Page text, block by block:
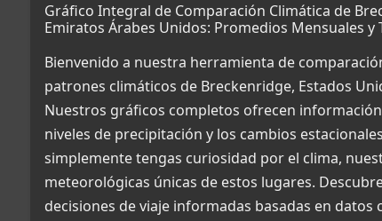
Gráfico Integral de Comparación Climática de
Emiratos Árabes Unidos: Promedios Mensuales y
Bienvenido a nuestra herramienta de
patrones climáticos de Breckenridge, Estados
Nuestros gráficos completos ofrecen
niveles de precipitación y los cambios
simplemente tengas curiosidad por el clima,
meteorológicas únicas de estos lugares.
decisiones de viaje informadas basadas en datos